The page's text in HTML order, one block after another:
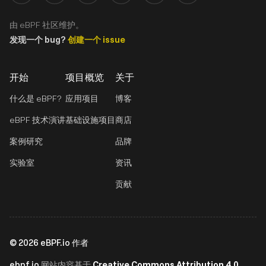
开始
什么是 eBPF?
eBPF 技术演讲
案例研究
实验室
项目概览
应用项目
基础设施项目
关于
博客
商店
品牌
资讯
贡献
由 eBPF 社区维护。
发现一个 bug? 创建一个 issue
© 2026 eBPF.io 作者